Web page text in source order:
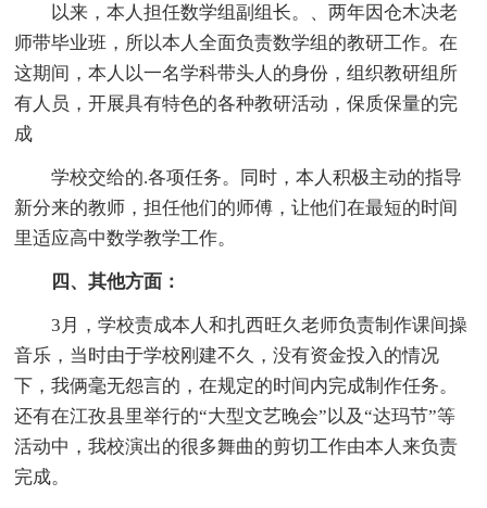
以来，本人担任数学组副组长。、两年因仓木决老
师带毕业班，所以本人全面负责数学组的教研工作。在
这期间，本人以一名学科带头人的身份，组织教研组所
有人员，开展具有特色的各种教研活动，保质保量的完
成
学校交给的.各项任务。同时，本人积极主动的指导
新分来的教师，担任他们的师傅，让他们在最短的时间
里适应高中数学教学工作。
四、其他方面：
3月，学校责成本人和扎西旺久老师负责制作课间操
音乐，当时由于学校刚建不久，没有资金投入的情况
下，我俩毫无怨言的，在规定的时间内完成制作任务。
还有在江孜县里举行的“大型文艺晚会”以及“达玛节”等
活动中，我校演出的很多舞曲的剪切工作由本人来负责
完成。